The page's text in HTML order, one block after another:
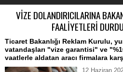
VİZE DOLANDIRICILARINA
FAALİYETLERİ
​Ticaret Bakanlığı Reklam Kurulu,
vatandaşları "vize garantisi" ve
vaatlerle aldatan aracı firmalara
12 Haziran